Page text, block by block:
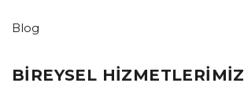
Blog
BİREYSEL HİZMETLERİMİZ